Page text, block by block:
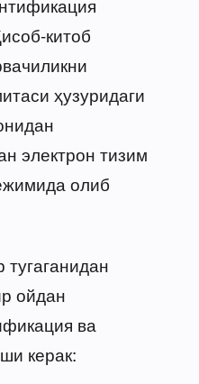
китоб
ҳузуридаги
электрон тизим
олиб
ойдан
ва
керак: